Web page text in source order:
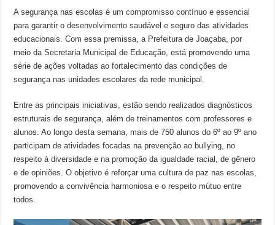
A segurança nas escolas é um compromisso contínuo e essencial
para garantir o desenvolvimento saudável e seguro das atividades
educacionais. Com essa premissa, a Prefeitura de Joaçaba, por
meio da Secretaria Municipal de Educação, está promovendo uma
série de ações voltadas ao fortalecimento das condições de
segurança nas unidades escolares da rede municipal.
Entre as principais iniciativas, estão sendo realizados diagnósticos
estruturais de segurança, além de treinamentos com professores e
alunos. Ao longo desta semana, mais de 750 alunos do 6º ao 9º ano
participam de atividades focadas na prevenção ao bullying, no
respeito à diversidade e na promoção da igualdade racial, de gênero
e de opiniões. O objetivo é reforçar uma cultura de paz nas escolas,
promovendo a convivência harmoniosa e o respeito mútuo entre
todos.